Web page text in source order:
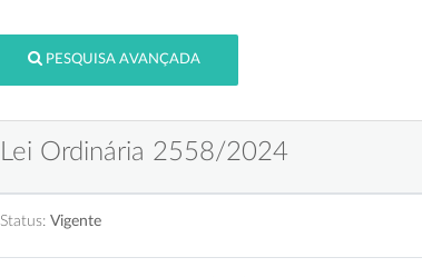
PESQUISA AVANÇADA
Lei Ordinária 2558/2024
Status: Vigente